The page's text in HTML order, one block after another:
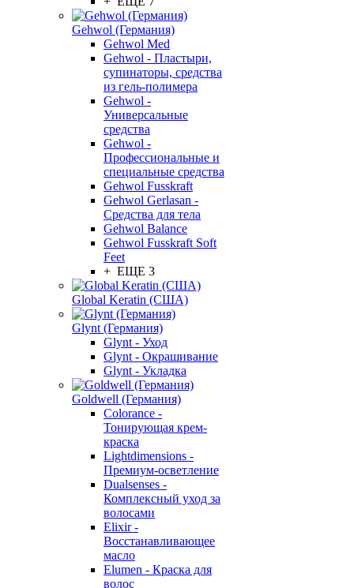
Gehwol (Германия)
Gehwol Med
Gehwol - Пластыри,
супинаторы, средства
из гель-полимера
Gehwol -
Универсальные
средства
Gehwol -
Профессиональные и
специальные средства
Gehwol Fusskraft
Gehwol Gerlasan -
Средства для тела
Gehwol Balance
Gehwol Fusskraft Soft
Feet
+ ЕЩЕ 3
Global Keratin (США)
Glynt (Германия)
Glynt - Уход
Glynt - Окрашивание
Glynt - Укладка
Goldwell (Германия)
Colorance -
Тонирующая крем-
краска
Lightdimensions -
Премиум-осветление
Dualsenses -
Комплексный уход за
волосами
Elixir -
Восстанавливающее
масло
Elumen - Краска для
волос